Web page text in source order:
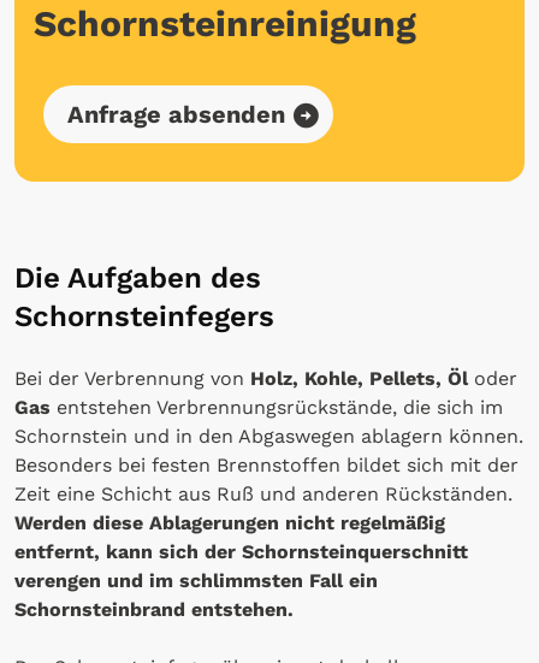
Schornsteinreinigung
Anfrage absenden
Die Aufgaben des
Schornsteinfegers
Bei der Verbrennung von Holz, Kohle, Pellets, Öl oder
Gas entstehen Verbrennungsrückstände, die sich im
Schornstein und in den Abgaswegen ablagern können.
Besonders bei festen Brennstoffen bildet sich mit der
Zeit eine Schicht aus Ruß und anderen Rückständen.
Werden diese Ablagerungen nicht regelmäßig
entfernt, kann sich der Schornsteinquerschnitt
verengen und im schlimmsten Fall ein
Schornsteinbrand entstehen.